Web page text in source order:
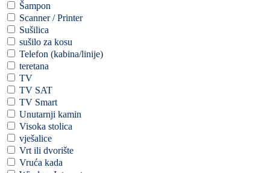
Šampon
Scanner / Printer
Sušilica
sušilo za kosu
Telefon (kabina/linije)
teretana
TV
TV SAT
TV Smart
Unutarnji kamin
Visoka stolica
vješalice
Vrt ili dvorište
Vruća kada